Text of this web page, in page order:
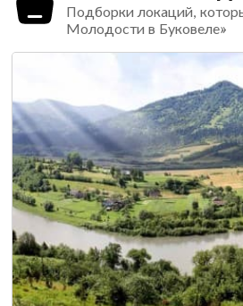
Подборки локаций,
Молодости в Буковеле»